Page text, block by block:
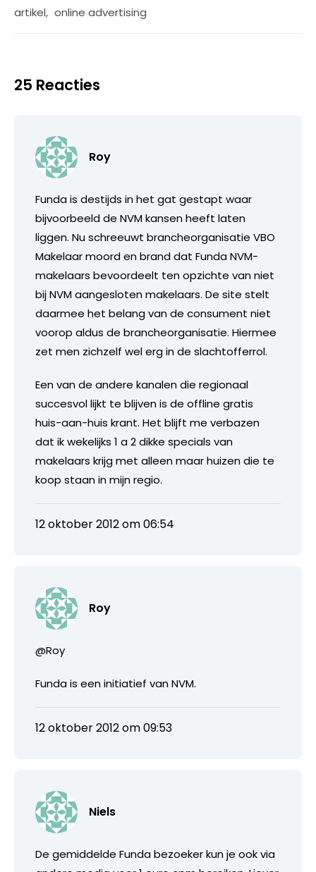
artikel, online advertising
25 Reacties
Roy
Funda is destijds in het gat gestapt waar
bijvoorbeeld de NVM kansen heeft laten
liggen. Nu schreeuwt brancheorganisatie VBO
Makelaar moord en brand dat Funda NVM-
makelaars bevoordeelt ten opzichte van niet
bij NVM aangesloten makelaars. De site stelt
daarmee het belang van de consument niet
voorop aldus de brancheorganisatie. Hiermee
zet men zichzelf wel erg in de slachtofferrol.
Een van de andere kanalen die regionaal
succesvol lijkt te blijven is de offline gratis
huis-aan-huis krant. Het blijft me verbazen
dat ik wekelijks 1 a 2 dikke specials van
makelaars krijg met alleen maar huizen die te
koop staan in mijn regio.
12 oktober 2012 om 06:54
Roy
@Roy
Funda is een initiatief van NVM.
12 oktober 2012 om 09:53
Niels
De gemiddelde Funda bezoeker kun je ook via